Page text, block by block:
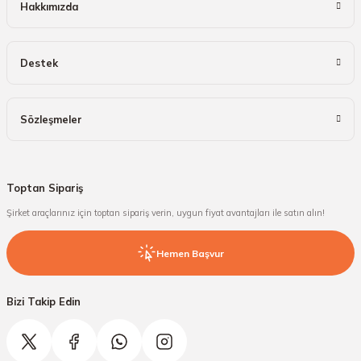
Hakkımızda
Destek
Sözleşmeler
Toptan Sipariş
Şirket araçlarınız için toptan sipariş verin, uygun fiyat avantajları ile satın alın!
Hemen Başvur
Bizi Takip Edin